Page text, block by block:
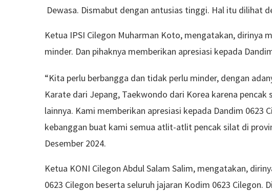
Dewasa. Dismabut dengan antusias tinggi. Hal itu dilihat
Ketua IPSI Cilegon Muharman Koto, mengatakan, dirinya
minder. Dan pihaknya memberikan apresiasi kepada
“Kita perlu berbangga dan tidak perlu minder, dengan
Karate dari Jepang, Taekwondo dari Korea karena
lainnya. Kami memberikan apresiasi kepada Dandim 0623
kebanggan buat kami semua atlit-atlit pencak silat di
Desember 2024.
Ketua KONI Cilegon Abdul Salam Salim, mengatakan,
0623 Cilegon beserta seluruh jajaran Kodim 0623 Cilegon.